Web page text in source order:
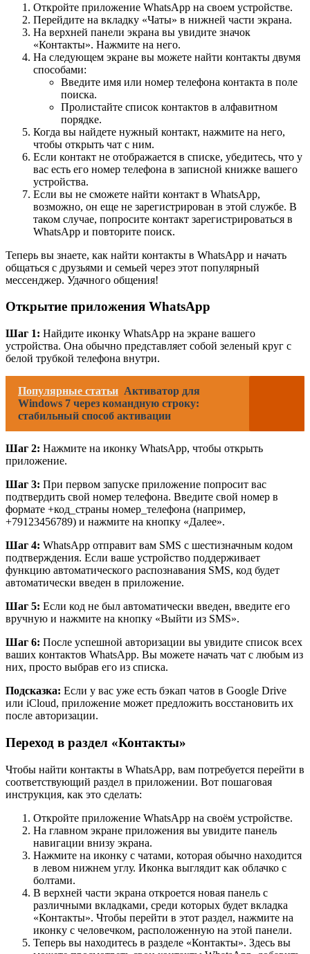
Откройте приложение WhatsApp на своем устройстве.
Перейдите на вкладку «Чаты» в нижней части экрана.
На верхней панели экрана вы увидите значок
«Контакты». Нажмите на него.
На следующем экране вы можете найти контакты двумя
способами:
Введите имя или номер телефона контакта в поле
поиска.
Пролистайте список контактов в алфавитном
порядке.
Когда вы найдете нужный контакт, нажмите на него,
чтобы открыть чат с ним.
Если контакт не отображается в списке, убедитесь, что у
вас есть его номер телефона в записной книжке вашего
устройства.
Если вы не сможете найти контакт в WhatsApp,
возможно, он еще не зарегистрирован в этой службе. В
таком случае, попросите контакт зарегистрироваться в
WhatsApp и повторите поиск.
Теперь вы знаете, как найти контакты в WhatsApp и начать
общаться с друзьями и семьей через этот популярный
мессенджер. Удачного общения!
Открытие приложения WhatsApp
Шаг 1: Найдите иконку WhatsApp на экране вашего
устройства. Она обычно представляет собой зеленый круг с
белой трубкой телефона внутри.
Популярные статьи Активатор для
Windows 7 через командную строку:
стабильный способ активации
Шаг 2: Нажмите на иконку WhatsApp, чтобы открыть
приложение.
Шаг 3: При первом запуске приложение попросит вас
подтвердить свой номер телефона. Введите свой номер в
формате +код_страны номер_телефона (например,
+79123456789) и нажмите на кнопку «Далее».
Шаг 4: WhatsApp отправит вам SMS с шестизначным кодом
подтверждения. Если ваше устройство поддерживает
функцию автоматического распознавания SMS, код будет
автоматически введен в приложение.
Шаг 5: Если код не был автоматически введен, введите его
вручную и нажмите на кнопку «Выйти из SMS».
Шаг 6: После успешной авторизации вы увидите список всех
ваших контактов WhatsApp. Вы можете начать чат с любым из
них, просто выбрав его из списка.
Подсказка: Если у вас уже есть бэкап чатов в Google Drive
или iCloud, приложение может предложить восстановить их
после авторизации.
Переход в раздел «Контакты»
Чтобы найти контакты в WhatsApp, вам потребуется перейти в
соответствующий раздел в приложении. Вот пошаговая
инструкция, как это сделать:
Откройте приложение WhatsApp на своём устройстве.
На главном экране приложения вы увидите панель
навигации внизу экрана.
Нажмите на иконку с чатами, которая обычно находится
в левом нижнем углу. Иконка выглядит как облачко с
болтами.
В верхней части экрана откроется новая панель с
различными вкладками, среди которых будет вкладка
«Контакты». Чтобы перейти в этот раздел, нажмите на
иконку с человечком, расположенную на этой панели.
Теперь вы находитесь в разделе «Контакты». Здесь вы